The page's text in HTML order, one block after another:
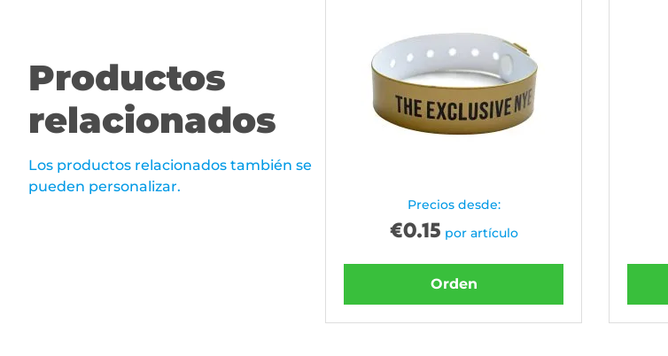
Productos
relacionados
Los productos relacionados también se
pueden personalizar.
Precios desde:
€0.15 por artículo
Orden